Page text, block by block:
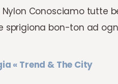
Nylon Conosciamo tutte
bon-ton ad
« Trend & The City